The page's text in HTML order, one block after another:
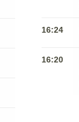
16:24
16:20